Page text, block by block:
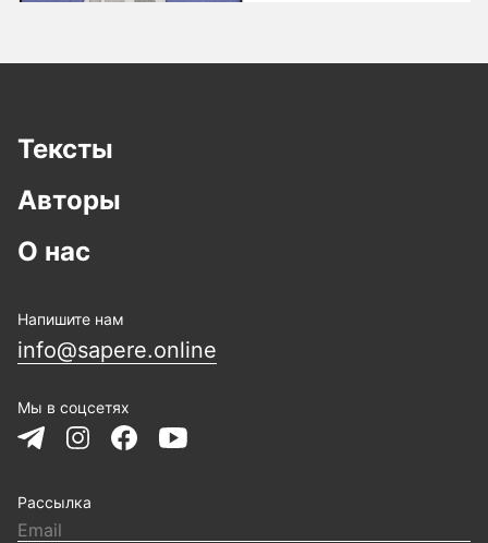
Тексты
Авторы
О нас
Напишите нам
info@sapere.online
Мы в соцсетях
Рассылка